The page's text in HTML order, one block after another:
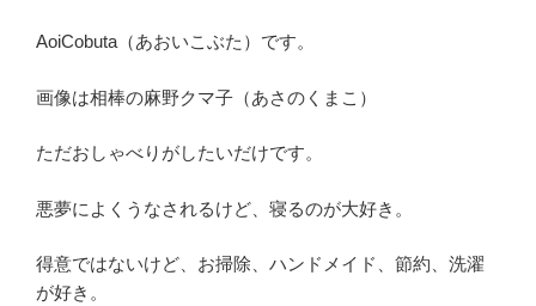
AoiCobuta（あおいこぶた）です。
画像は相棒の麻野クマ子（あさのくまこ）
ただおしゃべりがしたいだけです。
悪夢によくうなされるけど、寝るのが大好き。
得意ではないけど、お掃除、ハンドメイド、節約、洗濯
が好き。